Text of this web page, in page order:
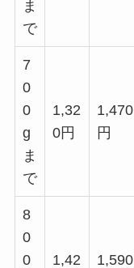
ま
で
7
0
0
g
ま
で
1,32
0円
1,470
円
8
0
0
1,42
1,590